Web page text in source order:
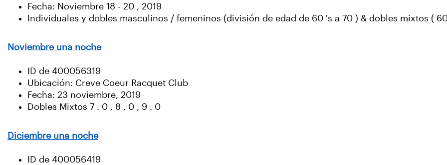
Fecha: Noviembre 18 - 20 , 2019
Individuales y dobles masculinos / femeninos (división de edad de 60 's a 70 ) & dobles mixtos (
Noviembre una noche
ID de 400056319
Ubicación: Creve Coeur Racquet Club
Fecha: 23 noviembre, 2019
Dobles Mixtos 7 . 0 , 8 , 0 , 9 . 0
Diciembre una noche
ID de 400056419